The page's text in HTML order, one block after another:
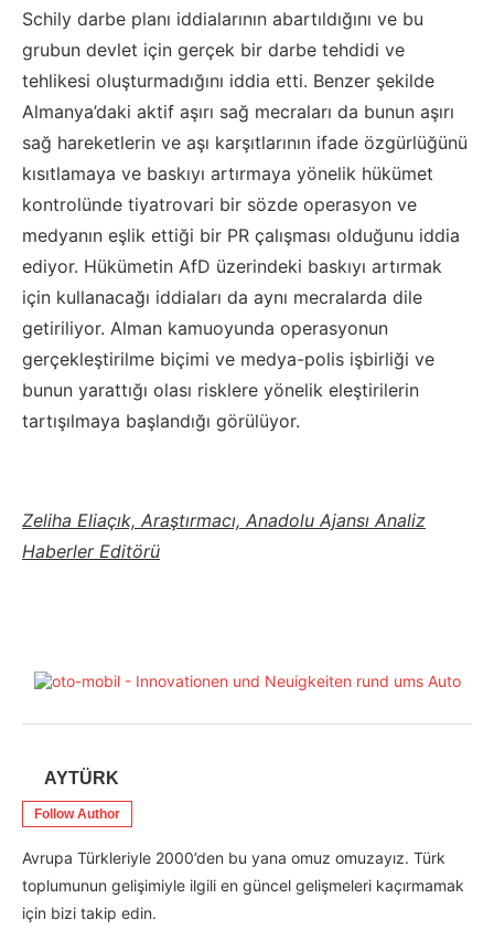
Schily darbe planı iddialarının abartıldığını ve bu
grubun devlet için gerçek bir darbe tehdidi ve
tehlikesi oluşturmadığını iddia etti. Benzer şekilde
Almanya’daki aktif aşırı sağ mecraları da bunun aşırı
sağ hareketlerin ve aşı karşıtlarının ifade özgürlüğünü
kısıtlamaya ve baskıyı artırmaya yönelik hükümet
kontrolünde tiyatrovari bir sözde operasyon ve
medyanın eşlik ettiği bir PR çalışması olduğunu iddia
ediyor. Hükümetin AfD üzerindeki baskıyı artırmak
için kullanacağı iddiaları da aynı mecralarda dile
getiriliyor. Alman kamuoyunda operasyonun
gerçekleştirilme biçimi ve medya-polis işbirliği ve
bunun yarattığı olası risklere yönelik eleştirilerin
tartışılmaya başlandığı görülüyor.
Zeliha Eliaçık, Araştırmacı, Anadolu Ajansı Analiz
Haberler Editörü
AYTÜRK
Follow Author
Avrupa Türkleriyle 2000’den bu yana omuz omuzayız. Türk
toplumunun gelişimiyle ilgili en güncel gelişmeleri kaçırmamak
için bizi takip edin.